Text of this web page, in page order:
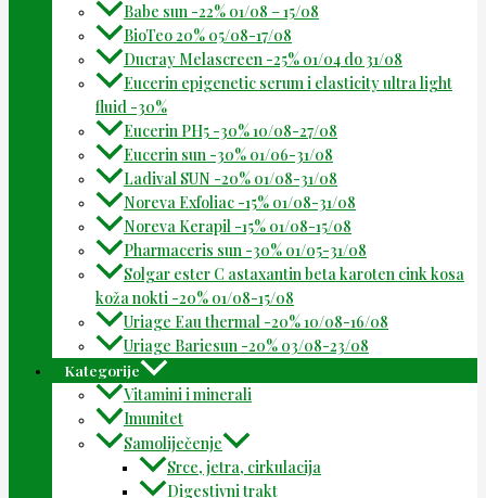
Babe sun -22% 01/08 – 15/08
BioTeo 20% 05/08-17/08
Ducray Melascreen -25% 01/04 do 31/08
Eucerin epigenetic serum i elasticity ultra light
fluid -30%
Eucerin PH5 -30% 10/08-27/08
Eucerin sun -30% 01/06-31/08
Ladival SUN -20% 01/08-31/08
Noreva Exfoliac -15% 01/08-31/08
Noreva Kerapil -15% 01/08-15/08
Pharmaceris sun -30% 01/05-31/08
Solgar ester C astaxantin beta karoten cink kosa
koža nokti -20% 01/08-15/08
Uriage Eau thermal -20% 10/08-16/08
Uriage Bariesun -20% 03/08-23/08
Kategorije
Vitamini i minerali
Imunitet
Samoliječenje
Srce, jetra, cirkulacija
Digestivni trakt